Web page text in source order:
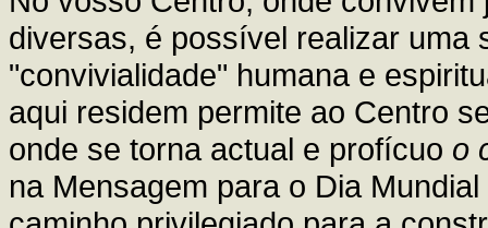
diversas, é possível realizar uma
"convivialidade" humana e
aqui residem permite ao Centro
onde se torna actual e profícuo o
na Mensagem para o Dia